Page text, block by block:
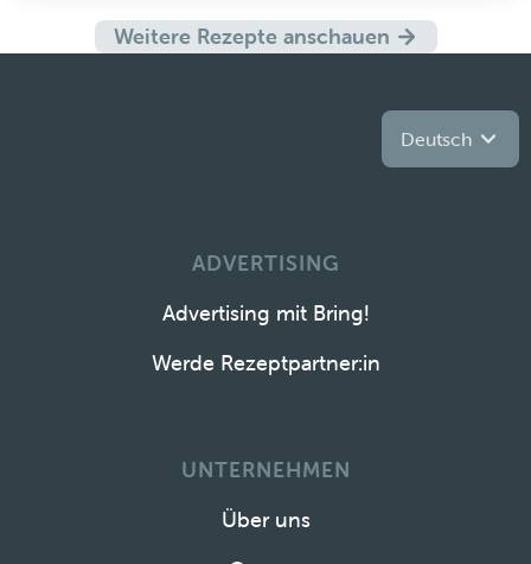
Weitere Rezepte anschauen
Deutsch
ADVERTISING
Advertising mit Bring!
Werde Rezeptpartner:in
UNTERNEHMEN
Über uns